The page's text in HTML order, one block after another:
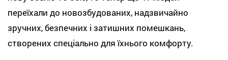
переїхали до новозбудованих, надзвичайно
зручних, безпечних і затишних помешкань,
створених спеціально для їхнього комфорту.